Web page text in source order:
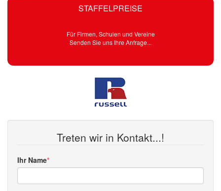
STAFFELPREISE
Für Firmen, Schulen und Vereine
Senden Sie uns Ihre Anfrage...
Treten wir in Kontakt...!
Ihr Name